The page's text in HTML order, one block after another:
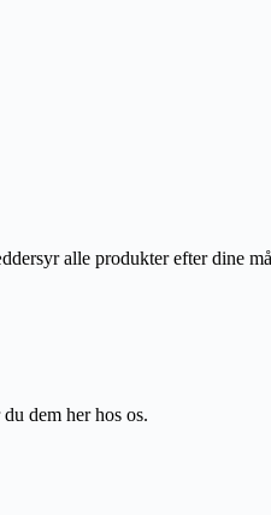
alle produkter efter dine
dem her hos os.